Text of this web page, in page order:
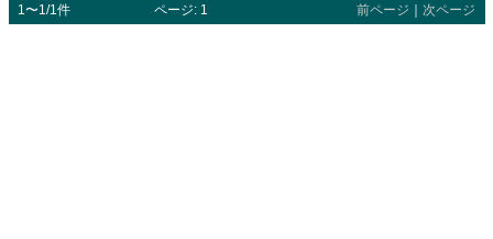
1〜1/1件 ページ: 1 前ページ ｜ 次ページ